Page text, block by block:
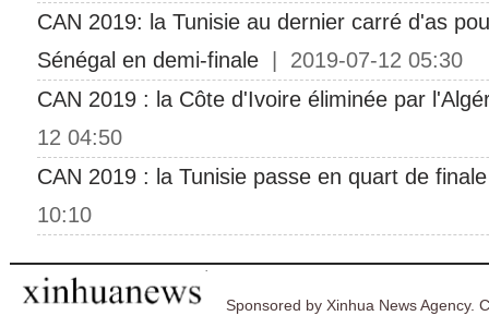
CAN 2019: la Tunisie au dernier carré d'as
Sénégal en demi-finale | 2019-07-12 05:30
CAN 2019 : la Côte d'Ivoire éliminée par
12 04:50
CAN 2019 : la Tunisie passe en quart de finale
10:10
Sponsored by Xinhua News Agency.